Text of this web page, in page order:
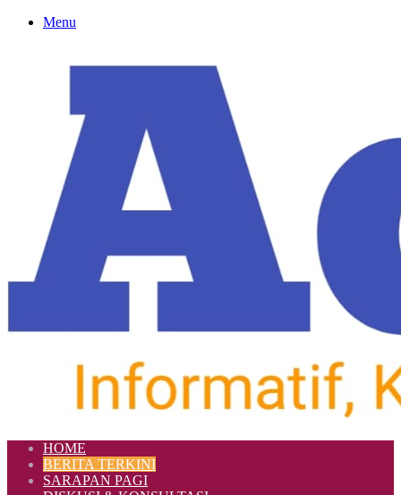
Menu
HOME
BERITA TERKINI
SARAPAN PAGI